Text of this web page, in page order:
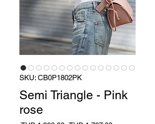
SKU: CB0P1802PK
Semi Triangle - Pink
rose